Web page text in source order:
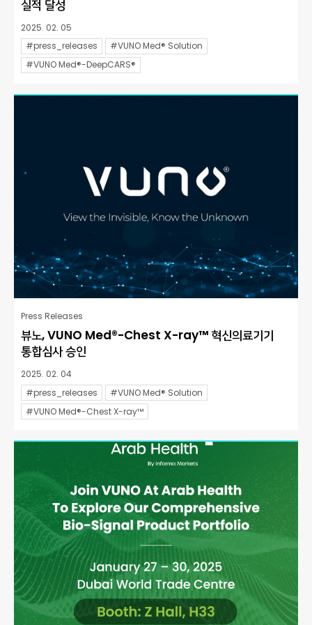
실적 달성
2025. 02. 05
#press_releases
#VUNO Med® Solution
#VUNO Med®-DeepCARS®
Press Releases
뷰노, VUNO Med®-Chest X-ray™ 혁신의료기기
통합심사 승인
2025. 02. 04
#press_releases
#VUNO Med® Solution
#VUNO Med®-Chest X-ray™